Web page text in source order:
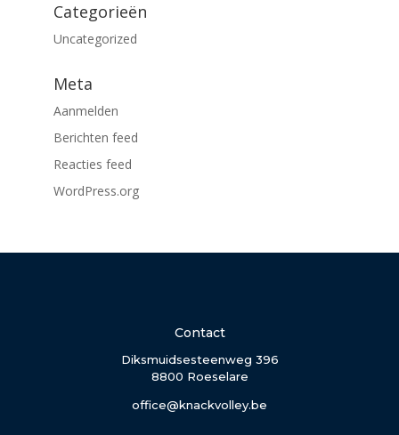
Categorieën
Uncategorized
Meta
Aanmelden
Berichten feed
Reacties feed
WordPress.org
Contact
Diksmuidsesteenweg 396
8800 Roeselare
office@knackvolley.be